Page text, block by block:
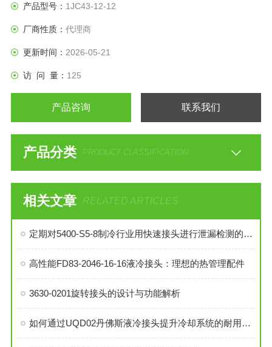
产品型号： 1JC43-12-12
厂商性质： 代理商
更新时间： 2026-05-21
访 问 量： 125
产品咨询 联系我们
产品分类 PRODUCT CLASSIFICATION
相关文章 RELATED ARTICLES
定期对5400-S5-8制冷行业用快速接头进行泄漏检测的必要性与操作方法
高性能FD83-2046-16-16液冷接头：理想的热管理配件
3630-0201旋转接头的设计与功能解析
如何通过UQD02丹佛斯液冷接头提升冷却系统的耐用性？